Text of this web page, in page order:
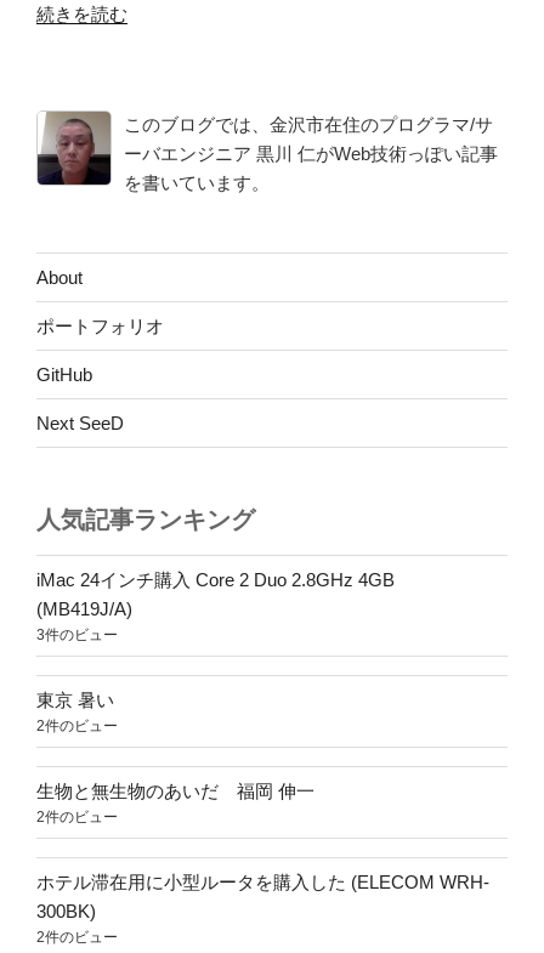
“仙
議
02
に
し
て
き
の
続きを読む
このブログでは、金沢市在住のプログラマ/サ
ーバエンジニア 黒川 仁がWeb技術っぽい記事
を書いています。
About
ポートフォリオ
GitHub
Next SeeD
人気記事ランキング
iMac 24インチ購入 Core 2 Duo 2.8GHz 4GB
(MB419J/A)
3件のビュー
東京 暑い
2件のビュー
生物と無生物のあいだ 福岡 伸一
2件のビュー
ホテル滞在用に小型ルータを購入した (ELECOM WRH-
300BK)
2件のビュー